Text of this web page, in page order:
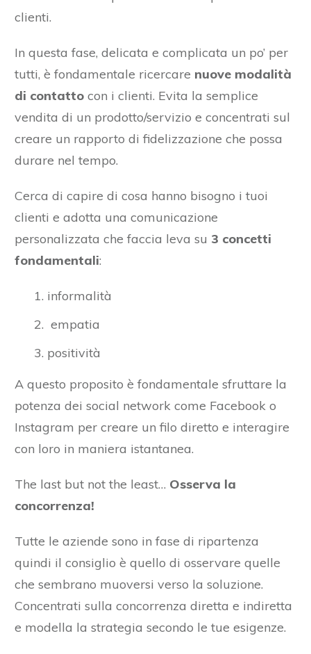
clienti.
In questa fase, delicata e complicata un po’ per
tutti, è fondamentale ricercare nuove modalità
di contatto con i clienti. Evita la semplice
vendita di un prodotto/servizio e concentrati sul
creare un rapporto di fidelizzazione che possa
durare nel tempo.
Cerca di capire di cosa hanno bisogno i tuoi
clienti e adotta una comunicazione
personalizzata che faccia leva su 3 concetti
fondamentali:
informalità
empatia
positività
A questo proposito è fondamentale sfruttare la
potenza dei social network come Facebook o
Instagram per creare un filo diretto e interagire
con loro in maniera istantanea.
The last but not the least… Osserva la
concorrenza!
Tutte le aziende sono in fase di ripartenza
quindi il consiglio è quello di osservare quelle
che sembrano muoversi verso la soluzione.
Concentrati sulla concorrenza diretta e indiretta
e modella la strategia secondo le tue esigenze.